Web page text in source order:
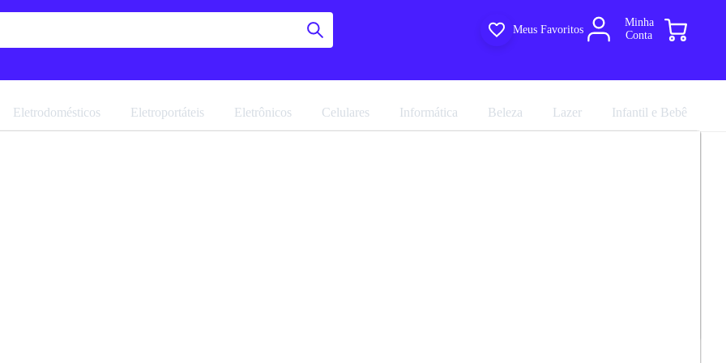
Meus Favoritos
Minha
Conta
Eletrodomésticos Eletroportáteis Eletrônicos Celulares Informática Beleza Lazer Infantil e Bebê